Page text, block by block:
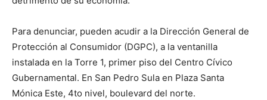
Para denunciar, pueden acudir a la Dirección General de
Protección al Consumidor (DGPC), a la ventanilla
instalada en la Torre 1, primer piso del Centro Cívico
Gubernamental. En San Pedro Sula en Plaza Santa
Mónica Este, 4to nivel, boulevard del norte.